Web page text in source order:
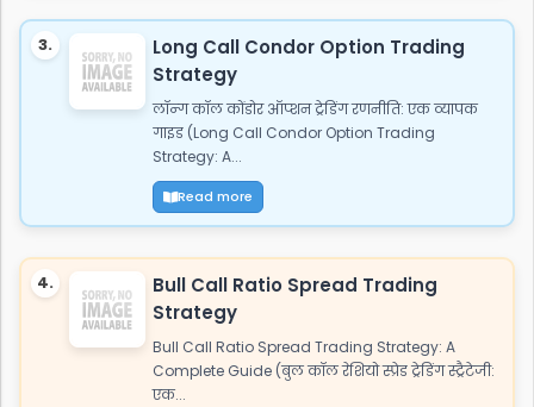
3.
Long Call Condor Option Trading
Strategy
लॉन्ग कॉल कोंडोर ऑप्शन ट्रेडिंग रणनीति: एक व्यापक
गाइड (Long Call Condor Option Trading
Strategy: A...
Read more
4.
Bull Call Ratio Spread Trading
Strategy
Bull Call Ratio Spread Trading Strategy: A
Complete Guide (बुल कॉल रेशियो स्प्रेड ट्रेडिंग स्ट्रैटेजी:
एक...